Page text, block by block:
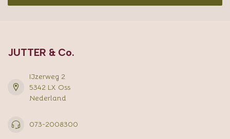
JUTTER & Co.
IJzerweg 2
5342 LX Oss
Nederland
073-2008300